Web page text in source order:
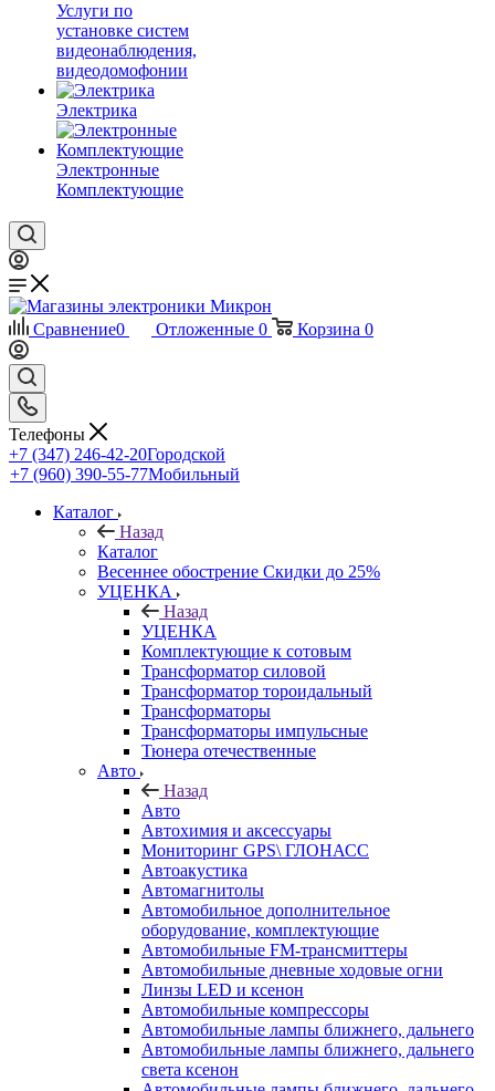
Услуги по
установке систем
видеонаблюдения,
видеодомофонии
Электрика
Электронные
Комплектующие
Сравнение0 Отложенные 0 Корзина 0
Телефоны
+7 (347) 246-42-20Городской
+7 (960) 390-55-77Мобильный
Каталог
Назад
Каталог
Весеннее обострение Скидки до 25%
УЦЕНКА
Назад
УЦЕНКА
Комплектующие к сотовым
Трансформатор силовой
Трансформатор тороидальный
Трансформаторы
Трансформаторы импульсные
Тюнера отечественные
Авто
Назад
Авто
Автохимия и аксессуары
Мониторинг GPS\ ГЛОНАСС
Автоакустика
Автомагнитолы
Автомобильное дополнительное
оборудование, комплектующие
Автомобильные FM-трансмиттеры
Автомобильные дневные ходовые огни
Линзы LED и ксенон
Автомобильные компрессоры
Автомобильные лампы ближнего, дальнего
Автомобильные лампы ближнего, дальнего
света ксенон